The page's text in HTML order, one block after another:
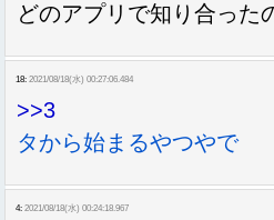
どのアプリで知り合った
18: 2021/08/18(水) 00:27:06.484
>>3
タから始まるやつやで
4: 2021/08/18(水) 00:24:18.967